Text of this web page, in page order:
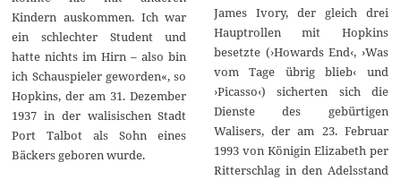
Kindern auskommen. Ich war
ein schlechter Student und
hatte nichts im Hirn – also bin
ich Schauspieler geworden«, so
Hopkins, der am 31. Dezember
1937 in der walisischen Stadt
Port Talbot als Sohn eines
Bäckers geboren wurde.
James Ivory, der gleich drei
Hauptrollen mit Hopkins
besetzte (›Howards End‹, ›Was
vom Tage übrig blieb‹ und
›Picasso‹) sicherten sich die
Dienste des gebürtigen
Walisers, der am 23. Februar
1993 von Königin Elizabeth per
Ritterschlag in den Adelsstand